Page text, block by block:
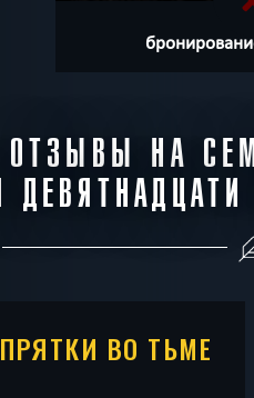
ОТЗЫВЫ НА
ВО ТЬМЕ